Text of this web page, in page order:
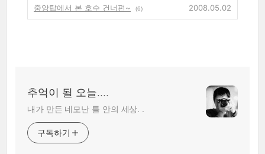
중앙탑에서 본 호수 건너편~
(6) 2008.05.02
추억이 될 오늘....
내가 만든 네모난 틀 안의 세상. .
구독하기